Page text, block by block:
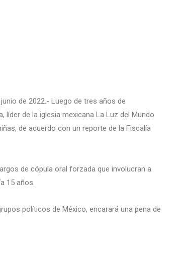
de 2022.- Luego de tres años de
líder de la iglesia mexicana La Luz del Mundo
de acuerdo con un reporte de la Fiscalía
de cópula oral forzada que involucran a
15 años.
políticos de México, encarará una pena de